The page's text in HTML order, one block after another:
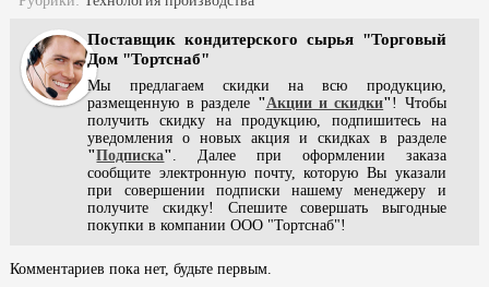
Поставщик кондитерского сырья "Торговый
Дом "Тортснаб"
Мы предлагаем скидки на всю продукцию,
размещенную в разделе "Акции и скидки"! Чтобы
получить скидку на продукцию, подпишитесь на
уведомления о новых акция и скидках в разделе
"Подписка" . Далее при оформлении заказа
сообщите электронную почту, которую Вы указали
при совершении подписки нашему менеджеру и
получите скидку! Спешите совершать выгодные
покупки в компании ООО "Тортснаб"!
Комментариев пока нет, будьте первым.